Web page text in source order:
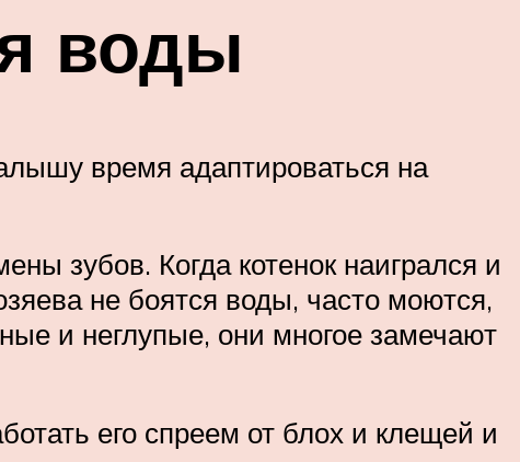
воды
время адаптироваться на
зубов. Когда котенок наигрался и
не боятся воды, часто моются,
и неглупые, они многое замечают
его спреем от блох и клещей и